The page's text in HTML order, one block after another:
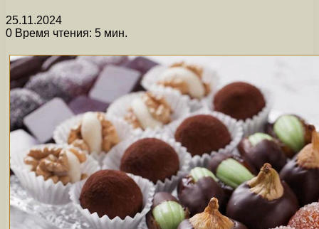
25.11.2024
0 Время чтения: 5 мин.